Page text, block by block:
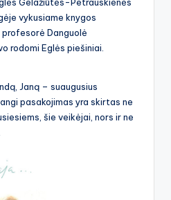
vykusiame knygos
Danguolė
rodomi Eglės piešiniai.
Janą – suaugusius
pasakojimas yra skirtas ne
šie veikėjai, nors ir ne